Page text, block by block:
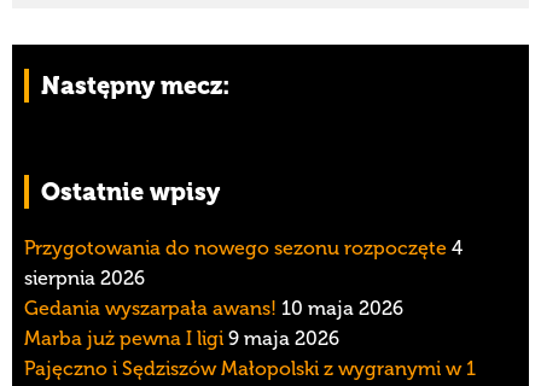
Następny mecz:
Ostatnie wpisy
Przygotowania do nowego sezonu rozpoczęte 4
sierpnia 2026
Gedania wyszarpała awans! 10 maja 2026
Marba już pewna I ligi 9 maja 2026
Pajęczno i Sędziszów Małopolski z wygranymi w 1